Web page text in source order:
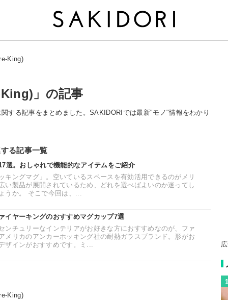
King)
」の記事
する記事をまとめました。SAKIDORIでは最新"モノ"情報をわかり
る記事一覧
選。おしゃれで機能的なアイテムをご紹介
キングマグ」。空いているスペースを有効活用できるのがメリ
い製品が展開されているため、どれを選べばよいのか迷ってし
うか。 そこで今回は、...
イヤーキングのおすすめマグカップ7選
ンチュリーなインテリアがお好きな方におすすめなのが、ファ
メリカのアンカーホッキング社の耐熱ガラスブランド。形がお
ザインがおすすめです。ミ...
King)